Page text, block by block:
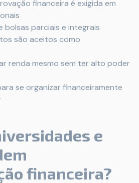
financeira é exigida em
bolsas parciais e integrais
são aceitos como
renda mesmo sem ter alto poder
se organizar financeiramente
e
financeira?